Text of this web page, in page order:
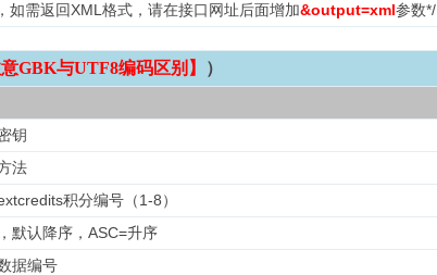
需返回XML格式，请在接口网址后面增加&output=xml参数*/
GBK与UTF8编码区别】 ）
钥
法
积分编号（1-8）
默认降序，ASC=升序
据编号